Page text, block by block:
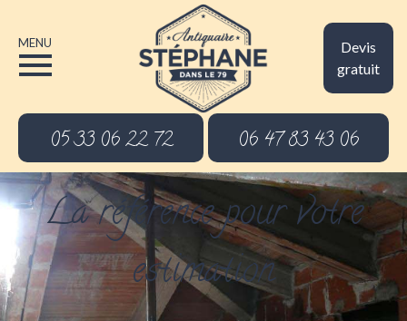
Devis
gratuit
MENU
05 33 06 22 72 06 47 83 43 06
La référence pour votre
estimation